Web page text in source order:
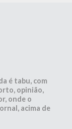
é tabu, com
opinião,
onde o
acima de